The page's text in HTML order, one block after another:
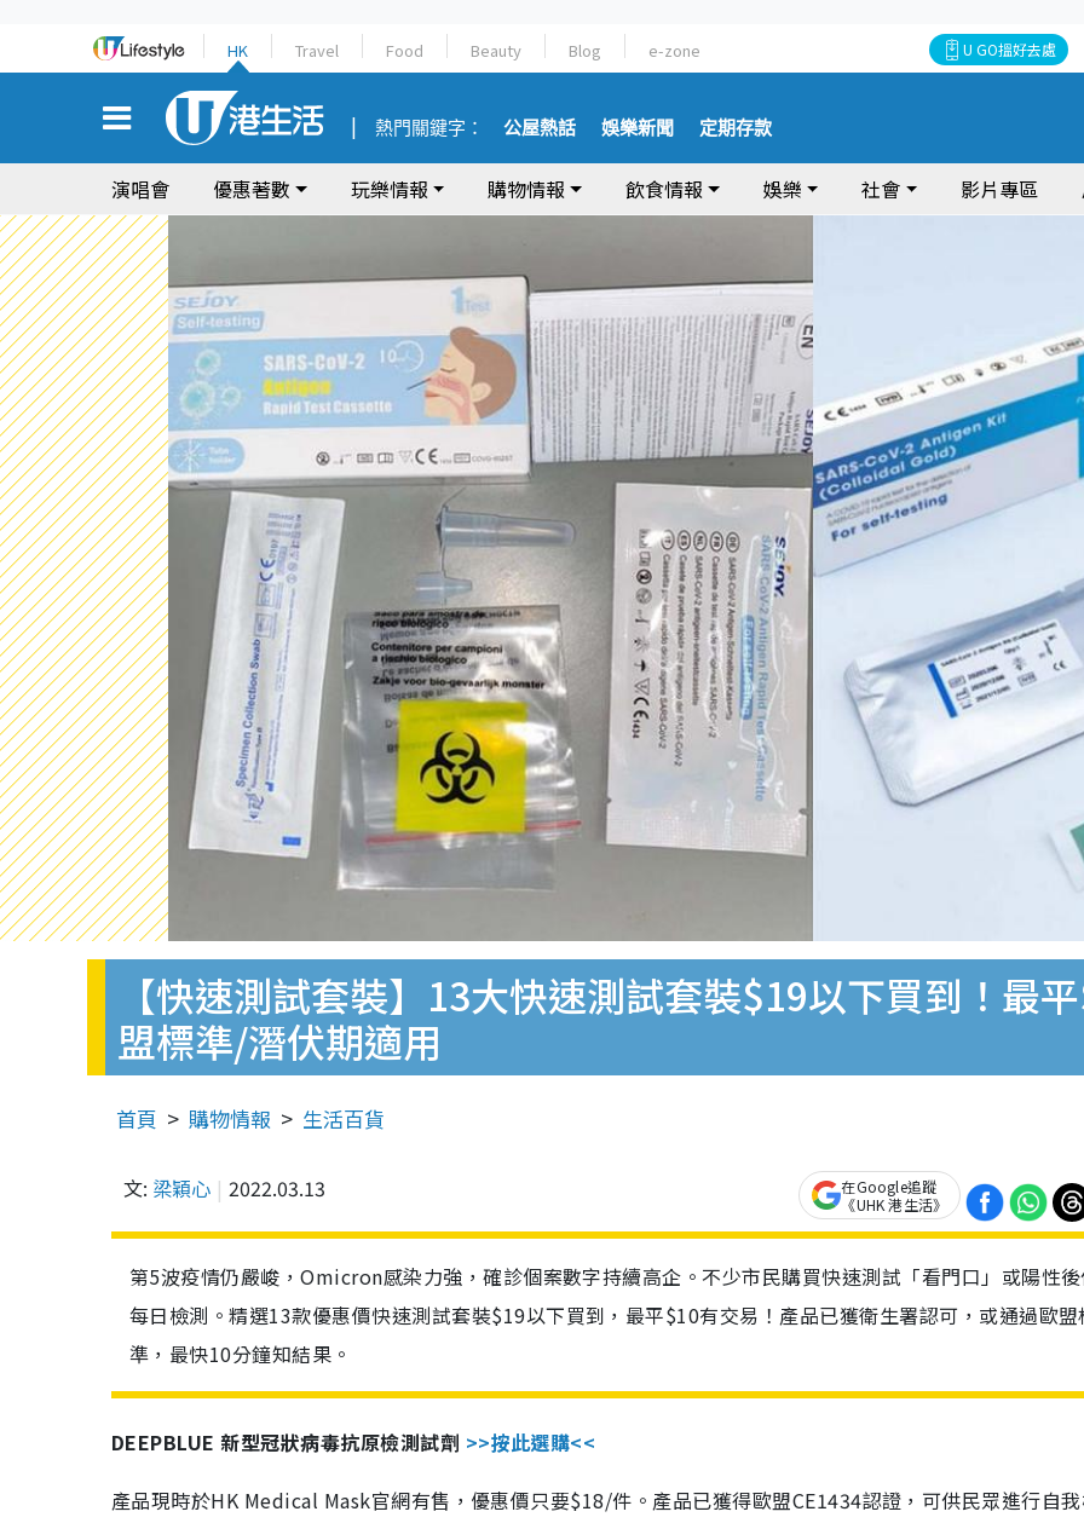
HK Travel Food Beauty Blog e-zone U GO搵好去處
熱門關鍵字： 公屋熱話 娛樂新聞 定期存款
演唱會 優惠著數 玩樂情報 購物情報 飲食情報 娛樂 社會 影片專區
【快速測試套裝】13大快速測試套裝$19以下買到！最
盟標準/潛伏期適用
首頁 購物情報 生活百貨
文: 梁穎心 2022.03.13
在Google追蹤
《UHK 港生活》
第5波疫情仍嚴峻，Omicron感染力強，確診個案數字持續高企。不少市民購買快速測試「看門口」或陽性
每日檢測。精選13款優惠價快速測試套裝$19以下買到，最平$10有交易！產品已獲衛生署認可，或通過歐盟
準，最快10分鐘知結果。
DEEPBLUE 新型冠狀病毒抗原檢測試劑 >>按此選購<<
產品現時於HK Medical Mask官網有售，優惠價只要$18/件。產品已獲得歐盟CE1434認證，可供民眾進行自